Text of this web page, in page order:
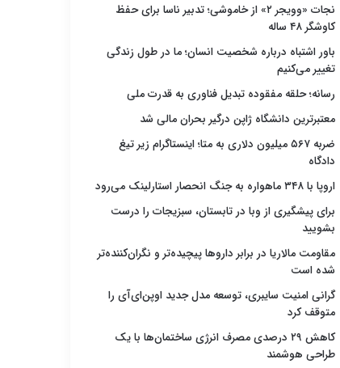
نجات «وویجر ۲» از خاموشی؛ تدبیر ناسا برای حفظ
کاوشگر ۴۸ ساله
باور اشتباه درباره شخصیت انسان؛ ما در طول زندگی
تغییر می‌کنیم
رسانه؛ حلقه مفقوده تبدیل فناوری به قدرت ملی
معتبرترین دانشگاه ژاپن درگیر بحران مالی شد
ضربه ۵۶۷ میلیون دلاری به متا؛ اینستاگرام زیر تیغ
دادگاه
اروپا با ۳۴۸ ماهواره به جنگ انحصار استارلینک می‌رود
برای پیشگیری از وبا در تابستان، سبزیجات را درست
بشویید
مقاومت مالاریا در برابر داروها پیچیده‌تر و نگران‌کننده‌تر
شده است
گرانی امنیت سایبری، توسعه مدل جدید اوپن‌ای‌آی را
متوقف کرد
کاهش ۲۹ درصدی مصرف انرژی ساختمان‌ها با یک
طراحی هوشمند